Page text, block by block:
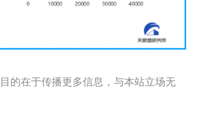
的在于传播更多信息，与本站立场无